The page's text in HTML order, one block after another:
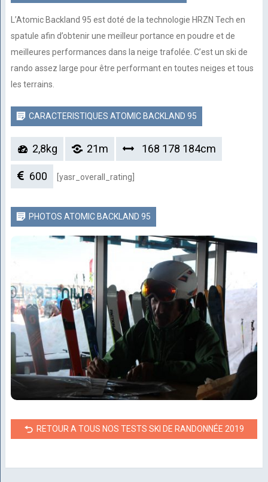
L’Atomic Backland 95 est doté de la technologie HRZN Tech en
spatule afin d’obtenir une meilleur portance en poudre et de
meilleures performances dans la neige trafolée. C’est un ski de
rando assez large pour être performant en toutes neiges et tous
les terrains.
CARACTERISTIQUES ATOMIC BACKLAND 95
2,8kg 21m 168 178 184cm
600 [yasr_overall_rating]
PHOTOS ATOMIC BACKLAND 95
RETOUR A TOUS NOS TESTS SKI DE RANDONNÉE 2019